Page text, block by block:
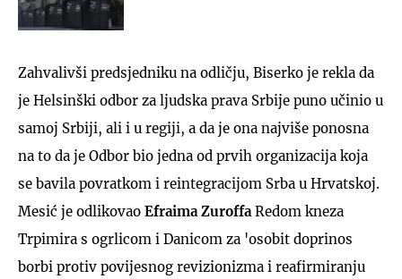
Zahvalivši predsjedniku na odličju, Biserko je rekla da
je Helsinški odbor za ljudska prava Srbije puno učinio u
samoj Srbiji, ali i u regiji, a da je ona najviše ponosna
na to da je Odbor bio jedna od prvih organizacija koja
se bavila povratkom i reintegracijom Srba u Hrvatskoj.
Mesić je odlikovao Efraima Zuroffa Redom kneza
Trpimira s ogrlicom i Danicom za 'osobit doprinos
borbi protiv povijesnog revizionizma i reafirmiranju